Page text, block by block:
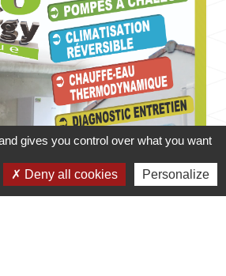
gives you control over what you want
Deny all cookies Personalize